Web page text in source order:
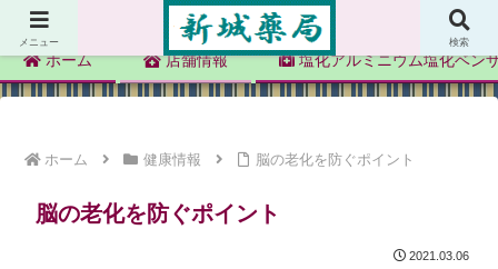
新城薬局
ホーム 店舗情報 塩化アルミニウム塩化ベン
ホーム 健康情報 脳の老化を防ぐポイント
脳の老化を防ぐポイント
2021.03.06
メニュー 検索